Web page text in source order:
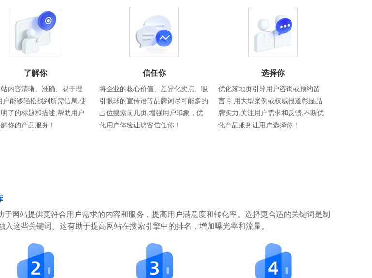
了解你
内容清晰、准确、易于理
户能够轻松找到所需信息.使
了的标题和描述,帮助用户
你的产品服务！
信任你
将企业的核心价值、差异化卖点、吸
引眼球的宣传语等品牌词尽可能多的
占位搜索前几页,增强用户印象，优
化用户体验让访客信任你！
选择你
优化落地页引导用户咨询或预约留
言,引用大型案例或权威报道彰显品
牌实力,关注用户需求和反馈,不断优
化产品服务让用户选择你！
网站提供更符合用户需求的内容和服务，提高用户满意度和转化率。选择更合适的关键词是制
这些关键词。这有助于提高网站在搜索引擎中的排名，增加曝光率和流量。